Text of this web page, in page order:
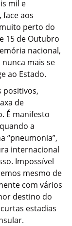
mil e
face aos
perto do
15 de Outubro
nacional,
mais se
ao Estado.
positivos,
de
É manifesto
a
“pneumonia”,
internacional
Impossível
mesmo de
com vários
destino do
estadias